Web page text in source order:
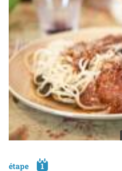
étape 1